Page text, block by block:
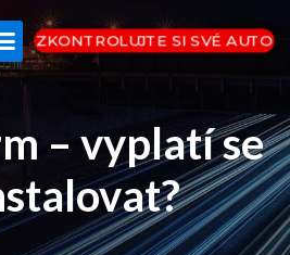
ZKONTROLUJTE SI SVÉ AUTO
– vyplatí se